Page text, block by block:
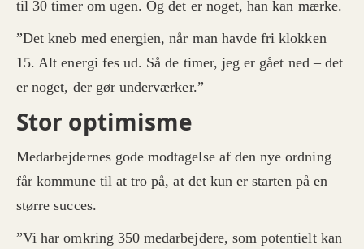
til 30 timer om ugen. Og det er noget, han kan mærke.
”Det kneb med energien, når man havde fri klokken
15. Alt energi fes ud. Så de timer, jeg er gået ned – det
er noget, der gør underværker.”
Stor optimisme
Medarbejdernes gode modtagelse af den nye ordning
får kommune til at tro på, at det kun er starten på en
større succes.
”Vi har omkring 350 medarbejdere, som potentielt kan